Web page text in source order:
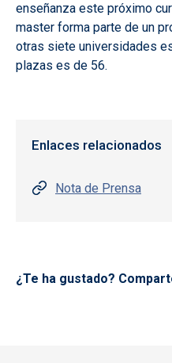
enseñanza este próximo
master forma parte de un
otras siete universidades
plazas es de 56.
Enlaces relacionados
Nota de Prensa
¿Te ha gustado?